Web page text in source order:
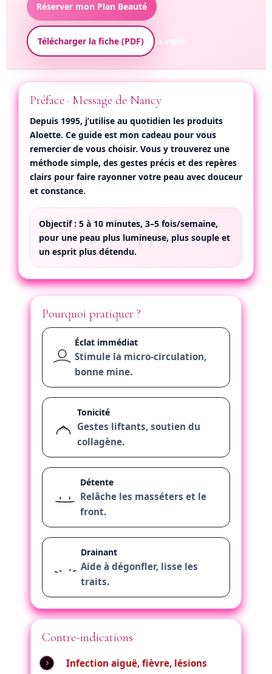
Réserver mon Plan Beauté
Télécharger la fiche (PDF) a venir
Préface · Message de Nancy
Depuis 1995, j’utilise au quotidien les produits
Aloette. Ce guide est mon cadeau pour vous
remercier de vous choisir. Vous y trouverez une
méthode simple, des gestes précis et des repères
clairs pour faire rayonner votre peau avec douceur
et constance.
Objectif : 5 à 10 minutes, 3–5 fois/semaine,
pour une peau plus lumineuse, plus souple et
un esprit plus détendu.
Pourquoi pratiquer ?
Éclat immédiat
Stimule la micro-circulation,
bonne mine.
Tonicité
Gestes liftants, soutien du
collagène.
Détente
Relâche les masséters et le
front.
Drainant
Aide à dégonfler, lisse les
traits.
Contre-indications
Infection aiguë, fièvre, lésions